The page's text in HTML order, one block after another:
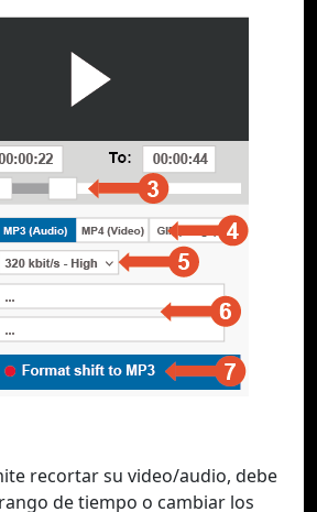
recortar su video/audio, debe
de tiempo o cambiar los